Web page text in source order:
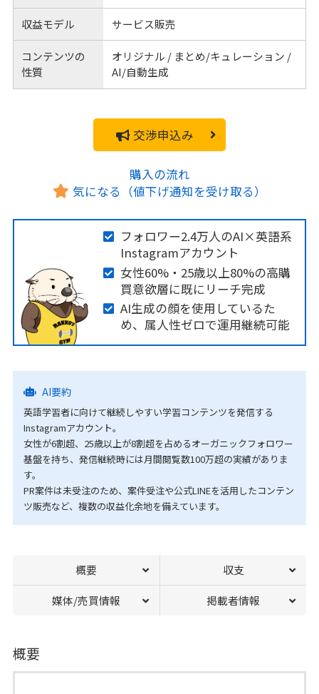
収益モデル サービス販売
コンテンツの
性質
オリジナル / まとめ/キュレーション /
AI/自動生成
交渉申込み
購入の流れ
気になる（値下げ通知を受け取る）
フォロワー2.4万人のAI×英語系
Instagramアカウント
女性60%・25歳以上80%の高購
買意欲層に既にリーチ完成
AI生成の顔を使用しているた
め、属人性ゼロで運用継続可能
AI要約
英語学習者に向けて継続しやすい学習コンテンツを発信する
Instagramアカウント。
女性が6割超、25歳以上が8割超を占めるオーガニックフォロワー
基盤を持ち、発信継続時には月間閲覧数100万超の実績がありま
す。
PR案件は未受注のため、案件受注や公式LINEを活用したコンテン
ツ販売など、複数の収益化余地を備えています。
概要 収支
媒体/売買情報 掲載者情報
概要